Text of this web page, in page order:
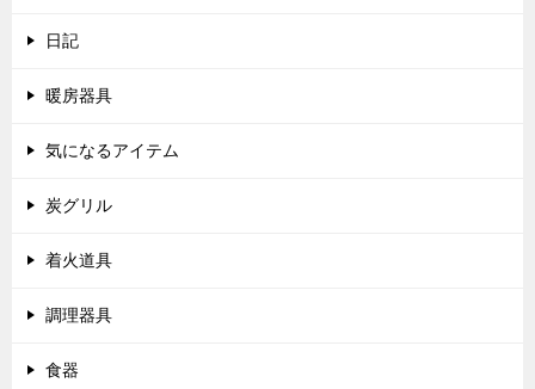
日記
暖房器具
気になるアイテム
炭グリル
着火道具
調理器具
食器